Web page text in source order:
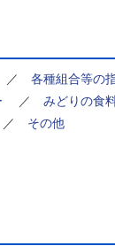
／ 各種組合等の
／ みどりの食
その他